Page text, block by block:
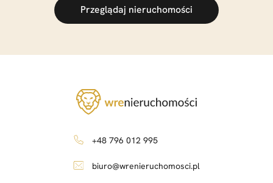
Przeglądaj nieruchomości
+48 796 012 995
biuro@wrenieruchomosci.pl